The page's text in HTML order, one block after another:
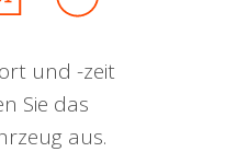
und -zeit
Sie das
aus.